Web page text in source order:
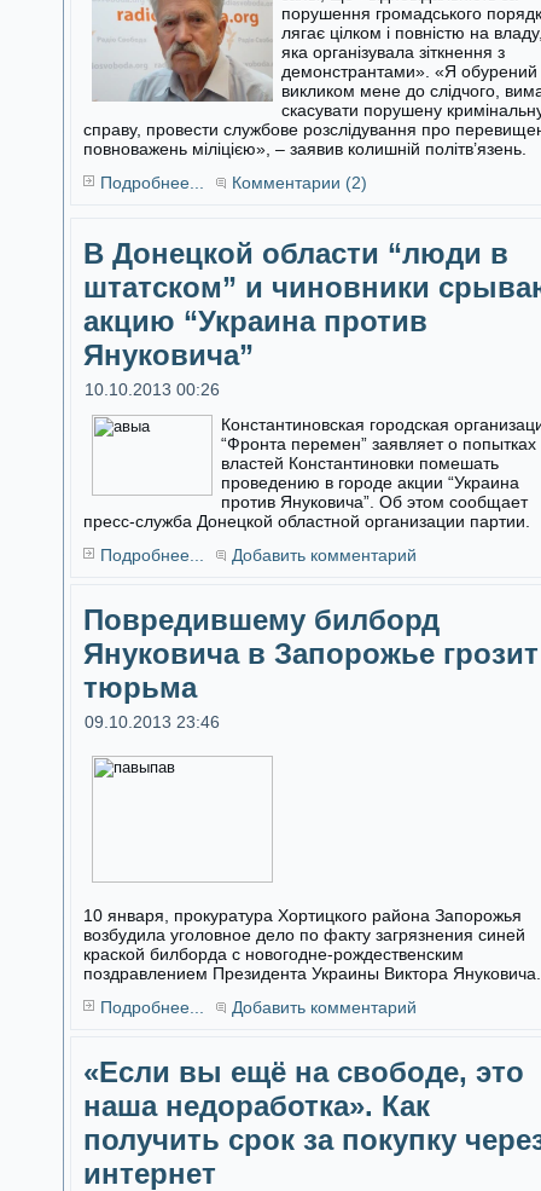
порушення громадського
лягає цілком і повністю на
яка організувала зіткнення з
демонстрантами». «Я обурений
викликом мене до слідчого,
скасувати порушену
справу, провести службове розслідування про
повноважень міліцією», – заявив колишній політв’язень.
Подробнее...
Комментарии (2)
В Донецкой области “люди в
штатском” и чиновники
акцию “Украина против
Януковича”
10.10.2013 00:26
Константиновская городская
“Фронта перемен” заявляет о попытках
властей Константиновки помешать
проведению в городе акции “Украина
против Януковича”. Об этом сообщает
пресс-служба Донецкой областной организации партии.
Подробнее...
Добавить комментарий
Повредившему билборд
Януковича в Запорожье грозит
тюрьма
09.10.2013 23:46
10 января, прокуратура Хортицкого района Запорожья
возбудила уголовное дело по факту загрязнения синей
краской билборда с новогодне-рождественским
поздравлением Президента Украины Виктора Януковича.
Подробнее...
Добавить комментарий
«Если вы ещё на свободе, это
наша недоработка». Как
получить срок за покупку
интернет